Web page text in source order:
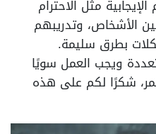
مثل الاحترام
الأشخاص، وتدريبهم
بطرق سليمة.
ويجب العمل سويًا
شكرًا لكم على هذه